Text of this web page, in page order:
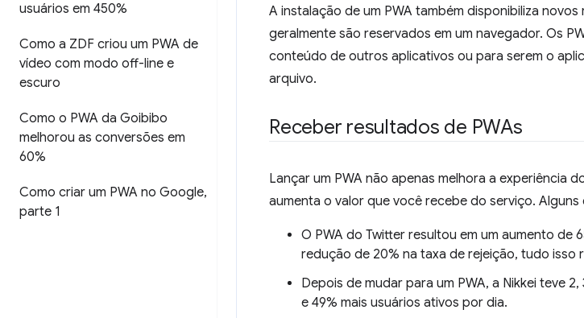
usuários em 450%
Como a ZDF criou um PWA de
vídeo com modo off-line e
escuro
Como o PWA da Goibibo
melhorou as conversões em
60%
Como criar um PWA no Google,
parte 1
A instalação de um PWA também disponibiliza
geralmente são reservados em um navegador. Os
conteúdo de outros aplicativos ou para serem o
arquivo.
Receber resultados de PWAs
Lançar um PWA não apenas melhora a experiência
aumenta o valor que você recebe do serviço. Alguns
O PWA do Twitter resultou em um aumento de
redução de 20% na taxa de rejeição, tudo isso
Depois de mudar para um PWA, a Nikkei teve
e 49% mais usuários ativos por dia.